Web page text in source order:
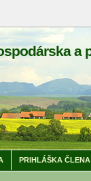
a
PRIHLÁŠKA ČLENA